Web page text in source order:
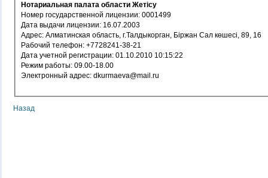
Нотариальная палата области Жетісу
Номер государственной лицензии: 0001499
Дата выдачи лицензии: 16.07.2003
Адрес: Алматинская область, г.Талдыкорган, Біржан Сал көшесі, 89, 16
Рабочий телефон: +7728241-38-21
Дата учетной регистрации: 01.10.2010 10:15:22
Режим работы: 09.00-18.00
Электронный адрес: dkurmaeva@mail.ru
Назад